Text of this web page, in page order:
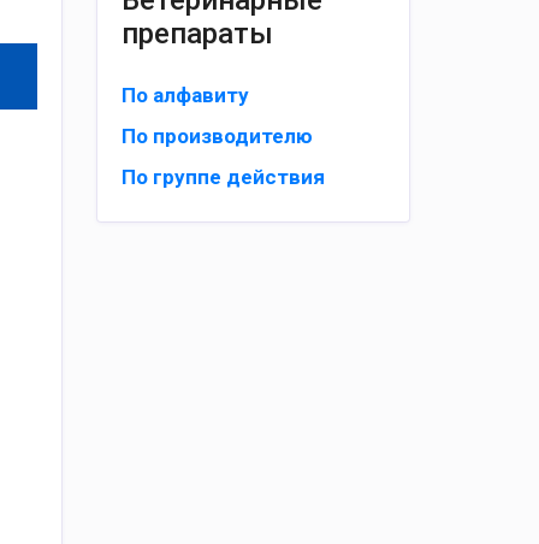
препараты
По алфавиту
По производителю
По группе действия